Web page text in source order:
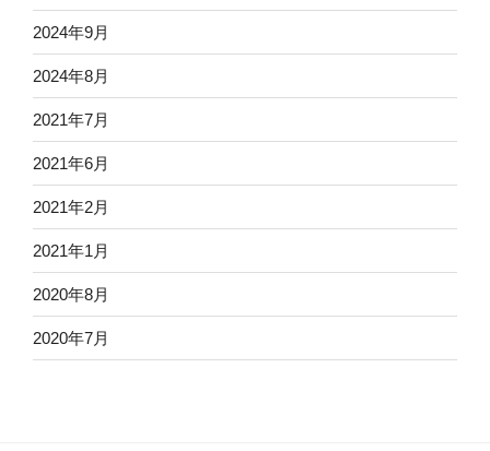
2024年9月
2024年8月
2021年7月
2021年6月
2021年2月
2021年1月
2020年8月
2020年7月